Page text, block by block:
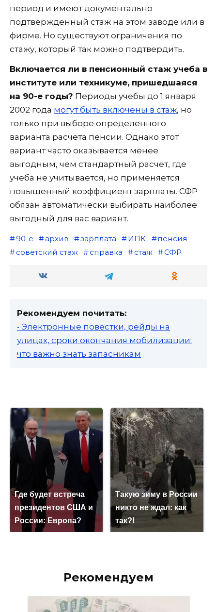
период и имеют документально
подтвержденный стаж на этом заводе или в
фирме. Но существуют ограничения по
стажу, который так можно подтвердить.
Включается ли в пенсионный стаж учеба в
институте или техникуме, пришедшаяся
на 90-е годы? Периоды учебы до 1 января
2002 года могут быть включены в стаж, но
только при выборе определенного
варианта расчета пенсии. Однако этот
вариант часто оказывается менее
выгодным, чем стандартный расчет, где
учеба не учитывается, но применяется
повышенный коэффициент зарплаты. СФР
обязан автоматически выбирать наиболее
выгодный для вас вариант.
90-е архив зарплата ИПК
пенсия
советский стаж
справка стаж СФР
Рекомендуем почитать:
• Электронные повестки, рейды на
улицах, сроки окончания мобилизации:
что важно знать запасникам
Где будет встреча
президентов США и
России: Европа?
Такую зиму в России
никто не ждал: как
так?!
Рекомендуем